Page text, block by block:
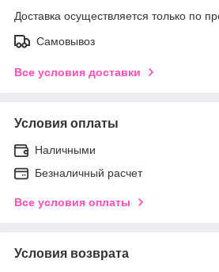
Доставка осуществляется только по
Самовывоз
Все условия доставки
Условия оплаты
Наличными
Безналичный расчет
Все условия оплаты
Условия возврата